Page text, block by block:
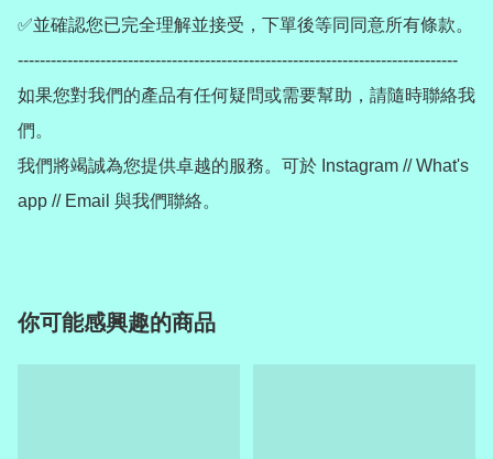
✅並確認您已完全理解並接受，下單後等同同意所有條款。
--------------------------------------------------------------------------------
如果您對我們的產品有任何疑問或需要幫助，請隨時聯絡我
們。
我們將竭誠為您提供卓越的服務。可於 Instagram // What's
app // Email 與我們聯絡。
你可能感興趣的商品